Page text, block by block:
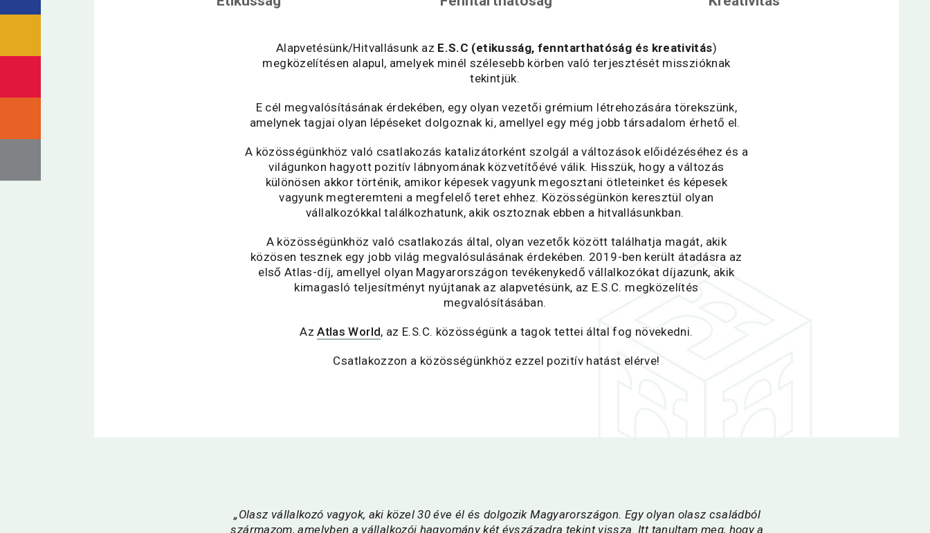
Alapvetésünk/Hitvallásunk az E.S.C (etikusság, fenntarthatóság és kreativitás)
megközelítésen alapul, amelyek minél szélesebb körben való terjesztését misszióknak
tekintjük.
E cél megvalósításának érdekében, egy olyan vezetői grémium létrehozására törekszünk,
amelynek tagjai olyan lépéseket dolgoznak ki, amellyel egy még jobb társadalom érhető el.
A közösségünkhöz való csatlakozás katalizátorként szolgál a változások előidézéséhez és a
világunkon hagyott pozitív lábnyomának közvetítőévé válik. Hisszük, hogy a változás
különösen akkor történik, amikor képesek vagyunk megosztani ötleteinket és képesek
vagyunk megteremteni a megfelelő teret ehhez. Közösségünkön keresztül olyan
vállalkozókkal találkozhatunk, akik osztoznak ebben a hitvallásunkban.
A közösségünkhöz való csatlakozás által, olyan vezetők között találhatja magát, akik
közösen tesznek egy jobb világ megvalósulásának érdekében. 2019-ben került átadásra az
első Atlas-díj, amellyel olyan Magyarországon tevékenykedő vállalkozókat díjazunk, akik
kimagasló teljesítményt nyújtanak az alapvetésünk, az E.S.C. megközelítés
megvalósításában.
AzAtlas World, az E.S.C. közösségünk a tagok tettei által fog növekedni.
Csatlakozzon a közösségünkhöz ezzel pozitív hatást elérve!
„Olasz vállalkozó vagyok, aki közel 30 éve él és dolgozik Magyarországon. Egy olyan olasz családból
származom, amelyben a vállalkozói hagyomány két évszázadra tekint vissza. Itt tanultam meg, hogy a